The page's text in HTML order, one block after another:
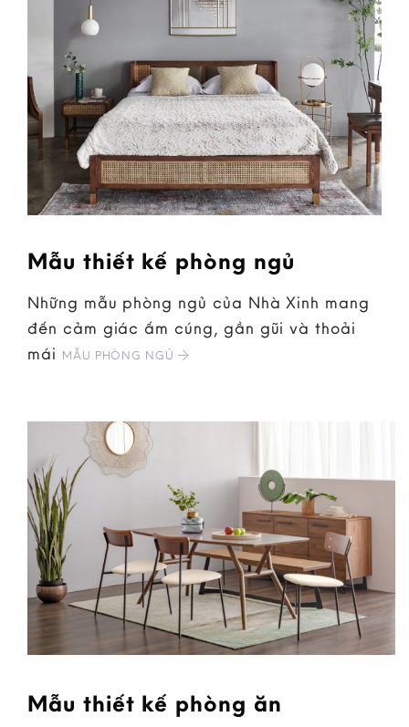
Mẫu thiết kế phòng ngủ
Những mẫu phòng ngủ của Nhà Xinh mang
đến cảm giác ấm cúng, gần gũi và thoải
mái MẪU PHÒNG NGỦ
Mẫu thiết kế phòng ăn